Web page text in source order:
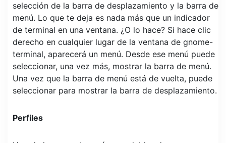
selección de la barra de desplazamiento y la barra de
menú. Lo que te deja es nada más que un indicador
de terminal en una ventana. ¿O lo hace? Si hace clic
derecho en cualquier lugar de la ventana de gnome-
terminal, aparecerá un menú. Desde ese menú puede
seleccionar, una vez más, mostrar la barra de menú.
Una vez que la barra de menú está de vuelta, puede
seleccionar para mostrar la barra de desplazamiento.
Perfiles